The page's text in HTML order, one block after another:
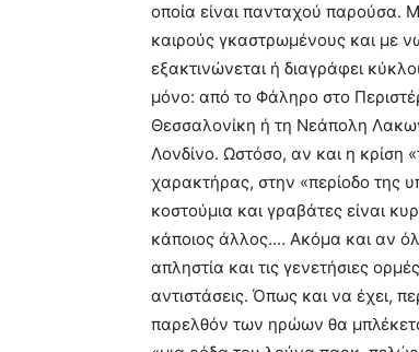
οποία είναι πανταχού παρούσα.
καιρούς γκαστρωμένους και με
εξακτινώνεται ή διαγράφει
μόνο: από το Φάληρο στο
Θεσσαλονίκη ή τη Νεάπολη
Λονδίνο. Ωστόσο, αν και η κρίση
χαρακτήρας, στην «περίοδο της
κοστούμια και γραβάτες είναι
κάποιος άλλος.… Ακόμα και αν
απληστία και τις γενετήσιες
αντιστάσεις. Όπως και να έχει,
παρελθόν των ηρώων θα